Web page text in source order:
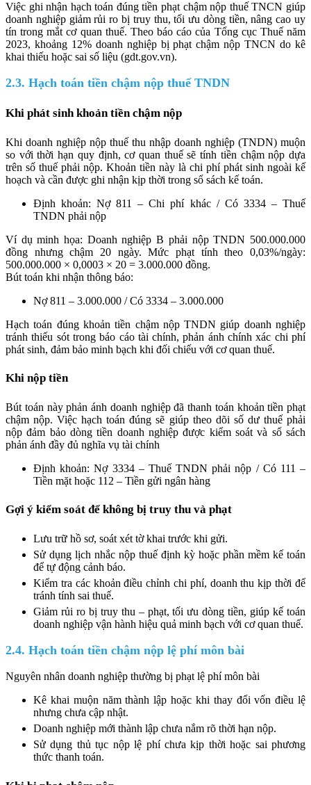
Việc ghi nhận hạch toán đúng tiền phạt chậm nộp thuế TNCN giúp
doanh nghiệp giảm rủi ro bị truy thu, tối ưu dòng tiền, nâng cao uy
tín trong mắt cơ quan thuế. Theo báo cáo của Tổng cục Thuế năm
2023, khoảng 12% doanh nghiệp bị phạt chậm nộp TNCN do kê
khai thiếu hoặc sai số liệu (gdt.gov.vn).
2.3. Hạch toán tiền chậm nộp thuế TNDN
Khi phát sinh khoản tiền chậm nộp
Khi doanh nghiệp nộp thuế thu nhập doanh nghiệp (TNDN) muộn
so với thời hạn quy định, cơ quan thuế sẽ tính tiền chậm nộp dựa
trên số thuế phải nộp. Khoản tiền này là chi phí phát sinh ngoài kế
hoạch và cần được ghi nhận kịp thời trong sổ sách kế toán.
Định khoản: Nợ 811 – Chi phí khác / Có 3334 – Thuế
TNDN phải nộp
Ví dụ minh họa: Doanh nghiệp B phải nộp TNDN 500.000.000
đồng nhưng chậm 20 ngày. Mức phạt tính theo 0,03%/ngày:
500.000.000 × 0,0003 × 20 = 3.000.000 đồng.
Bút toán khi nhận thông báo:
Nợ 811 – 3.000.000 / Có 3334 – 3.000.000
Hạch toán đúng khoản tiền chậm nộp TNDN giúp doanh nghiệp
tránh thiếu sót trong báo cáo tài chính, phản ánh chính xác chi phí
phát sinh, đảm bảo minh bạch khi đối chiếu với cơ quan thuế.
Khi nộp tiền
Bút toán này phản ánh doanh nghiệp đã thanh toán khoản tiền phạt
chậm nộp. Việc hạch toán đúng sẽ giúp theo dõi số dư thuế phải
nộp đảm bảo dòng tiền doanh nghiệp được kiểm soát và sổ sách
phản ánh đầy đủ nghĩa vụ tài chính
Định khoản: Nợ 3334 – Thuế TNDN phải nộp / Có 111 –
Tiền mặt hoặc 112 – Tiền gửi ngân hàng
Gợi ý kiểm soát để không bị truy thu và phạt
Lưu trữ hồ sơ, soát xét tờ khai trước khi gửi.
Sử dụng lịch nhắc nộp thuế định kỳ hoặc phần mềm kế toán
để tự động cảnh báo.
Kiểm tra các khoản điều chỉnh chi phí, doanh thu kịp thời để
tránh tính sai thuế.
Giảm rủi ro bị truy thu – phạt, tối ưu dòng tiền, giúp kế toán
doanh nghiệp vận hành hiệu quả minh bạch với cơ quan thuế.
2.4. Hạch toán tiền chậm nộp lệ phí môn bài
Nguyên nhân doanh nghiệp thường bị phạt lệ phí môn bài
Kê khai muộn năm thành lập hoặc khi thay đổi vốn điều lệ
nhưng chưa cập nhật.
Doanh nghiệp mới thành lập chưa nắm rõ thời hạn nộp.
Sử dụng thủ tục nộp lệ phí chưa kịp thời hoặc sai phương
thức thanh toán.